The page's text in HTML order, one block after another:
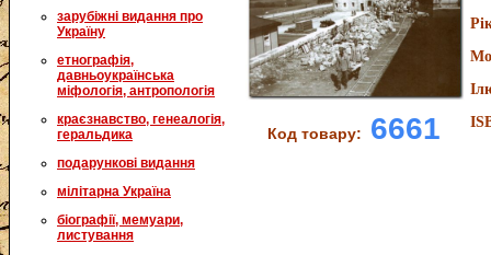
зарубіжні видання про
Україну
етнографія,
давньоукраїнська
міфологія, антропологія
краєзнавство, генеалогія,
геральдика
подарункові видання
мілітарна Україна
біографії, мемуари,
листування
Код товару: 6661